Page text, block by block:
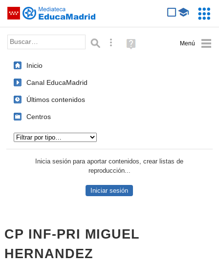
Saltar navegación
Palabra o frase: Búsqueda avanzada
Ayuda
(en
Inicio
Canal EducaMadrid
Últimos contenidos
Centros
Inicia sesión para aportar contenidos, crear listas de
reproducción...
Iniciar sesión
CP INF-PRI MIGUEL
HERNANDEZ